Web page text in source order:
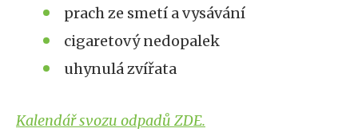
prach ze smetí a vysávání
cigaretový nedopalek
uhynulá zvířata
Kalendář svozu odpadů ZDE.